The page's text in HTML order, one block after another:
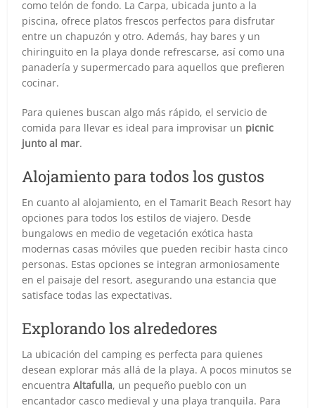
como telón de fondo. La Carpa, ubicada junto a la
piscina, ofrece platos frescos perfectos para disfrutar
entre un chapuzón y otro. Además, hay bares y un
chiringuito en la playa donde refrescarse, así como una
panadería y supermercado para aquellos que prefieren
cocinar.
Para quienes buscan algo más rápido, el servicio de
comida para llevar es ideal para improvisar un picnic
junto al mar.
Alojamiento para todos los gustos
En cuanto al alojamiento, en el Tamarit Beach Resort hay
opciones para todos los estilos de viajero. Desde
bungalows en medio de vegetación exótica hasta
modernas casas móviles que pueden recibir hasta cinco
personas. Estas opciones se integran armoniosamente
en el paisaje del resort, asegurando una estancia que
satisface todas las expectativas.
Explorando los alrededores
La ubicación del camping es perfecta para quienes
desean explorar más allá de la playa. A pocos minutos se
encuentraAltafulla, un pequeño pueblo con un
encantador casco medieval y una playa tranquila. Para